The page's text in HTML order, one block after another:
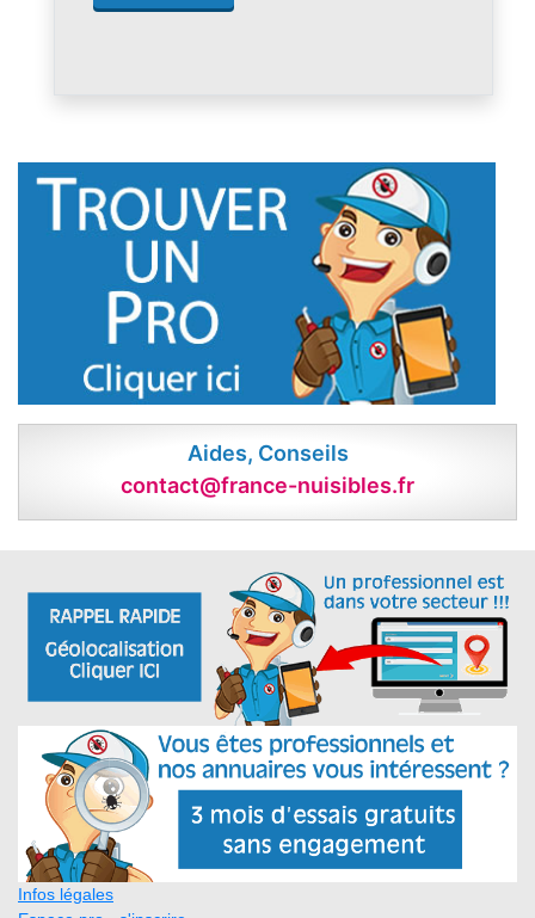
Aides, Conseils
contact@france-nuisibles.fr
Infos légales